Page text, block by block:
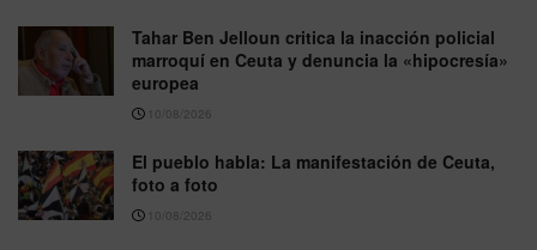
Tahar Ben Jelloun critica la inacción policial
marroquí en Ceuta y denuncia la «hipocresía»
europea
10/08/2026
El pueblo habla: La manifestación de Ceuta,
foto a foto
10/08/2026